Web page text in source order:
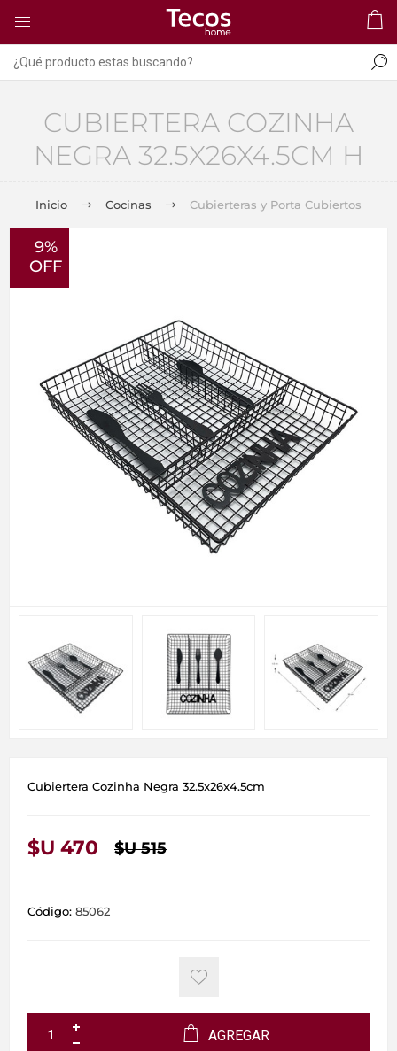
CUBIERTERA COZINHA
NEGRA 32.5X26X4.5CM H
Inicio Cocinas Cubierteras y Porta Cubiertos
9%
OFF
Cubiertera Cozinha Negra 32.5x26x4.5cm
$U 470 $U 515
Código: 85062
AGREGAR